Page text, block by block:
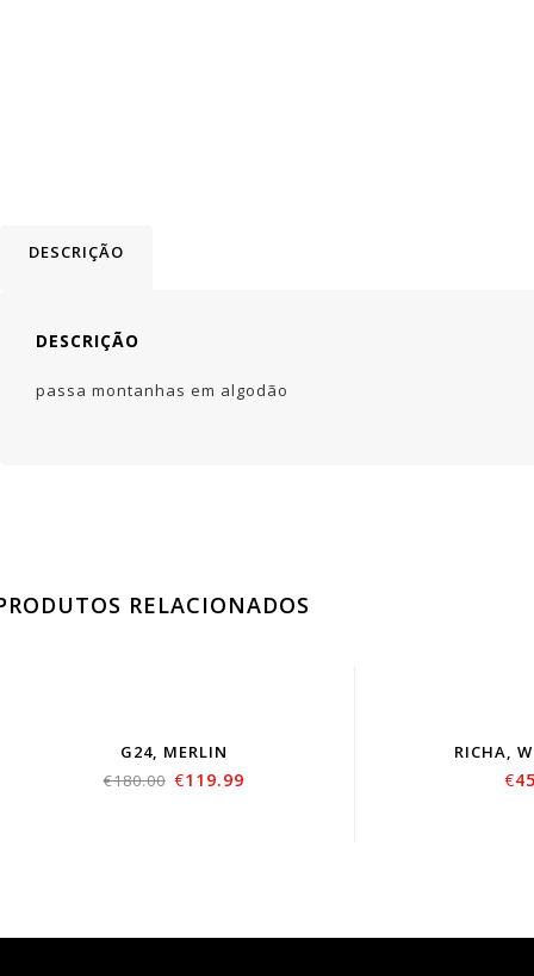
DESCRIÇÃO
DESCRIÇÃO
passa montanhas em algodão
RELACIONADOS
G24, MERLIN
€180.00 €119.99
RICHA,
€